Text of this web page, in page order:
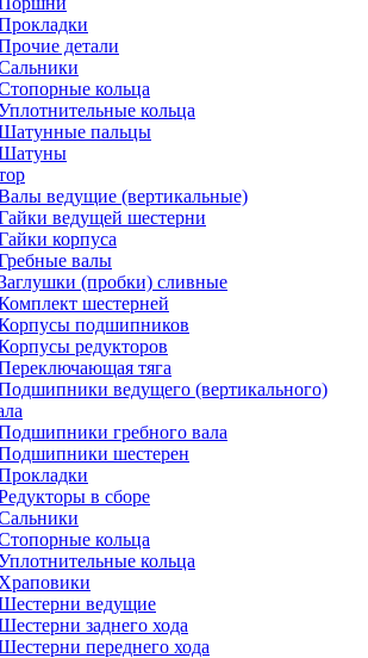
детали
кольца
кольца
пальцы
ведущие (вертикальные)
ведущей шестерни
корпуса
валы
(пробки) сливные
шестерней
подшипников
редукторов
тяга
ведущего (вертикального)
гребного вала
шестерен
в сборе
кольца
кольца
ведущие
заднего хода
переднего хода